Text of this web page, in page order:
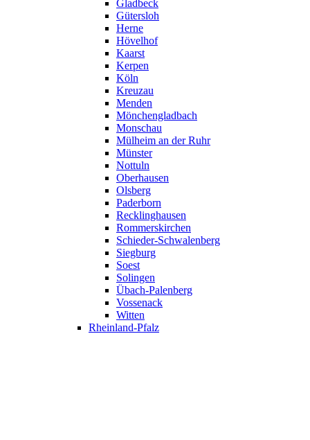
Gladbeck
Gütersloh
Herne
Hövelhof
Kaarst
Kerpen
Köln
Kreuzau
Menden
Mönchengladbach
Monschau
Mülheim an der Ruhr
Münster
Nottuln
Oberhausen
Olsberg
Paderborn
Recklinghausen
Rommerskirchen
Schieder-Schwalenberg
Siegburg
Soest
Solingen
Übach-Palenberg
Vossenack
Witten
Rheinland-Pfalz